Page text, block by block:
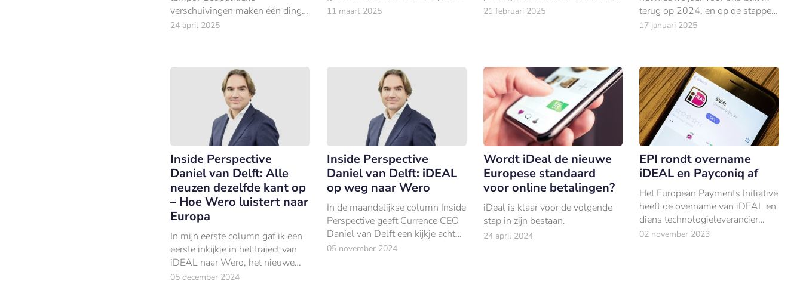
verschuivingen maken één ding
duidelijk: Europa moet zijn eigen
24 april 2025
groeiende behoefte aan een
11 maart 2025
2024 met 2,8% groeiden ten
21 februari 2025
terug op 2024, en op de stappen
die we hebben gezet om Wero
17 januari 2025
Inside Perspective
Daniel van Delft: Alle
neuzen dezelfde kant op
– Hoe Wero luistert naar
Europa
In mijn eerste column gaf ik een
eerste inkijkje in het traject van
iDEAL naar Wero, het nieuwe
Europese betaalsysteem onder
05 december 2024
Inside Perspective
Daniel van Delft: iDEAL
op weg naar Wero
In de maandelijkse column Inside
Perspective geeft Currence CEO
Daniel van Delft een kijkje achter
de schermen bij de transformatie
05 november 2024
Wordt iDeal de nieuwe
Europese standaard
voor online betalingen?
iDeal is klaar voor de volgende
stap in zijn bestaan.
24 april 2024
EPI rondt overname
iDEAL en Payconiq af
Het European Payments Initiative
heeft de overname van iDEAL en
diens technologieleverancier
Payconiq afgerond.
02 november 2023